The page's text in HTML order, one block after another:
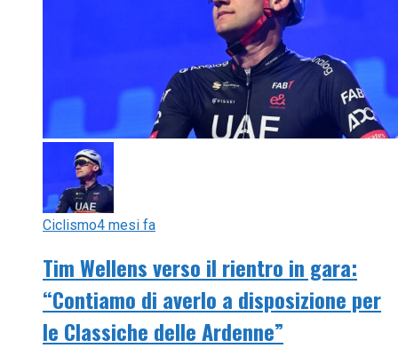
Ciclismo4 mesi fa
Tim Wellens verso il rientro in gara:
“Contiamo di averlo a disposizione per
le Classiche delle Ardenne”